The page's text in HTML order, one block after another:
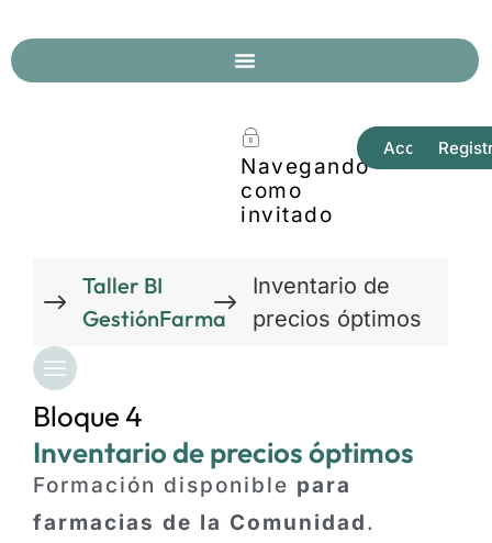
Navegando
como
invitado
Acceder
Taller BI
GestiónFarma
Inventario de
precios óptimos
Bloque 4
Inventario de precios óptimos
Formación disponible para
farmacias de la Comunidad.